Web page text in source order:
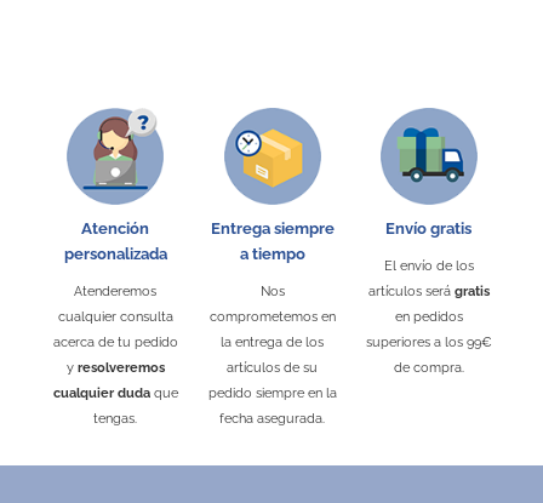
Atención
personalizada
Atenderemos
cualquier consulta
acerca de tu pedido
y resolveremos
cualquier dudaque
tengas.
Entrega siempre
a tiempo
Nos
comprometemos en
la entrega de los
artículos de su
pedido siempre en la
fecha asegurada.
Envío gratis
El envío de los
artículos será gratis
en pedidos
superiores a los 99€
de compra.